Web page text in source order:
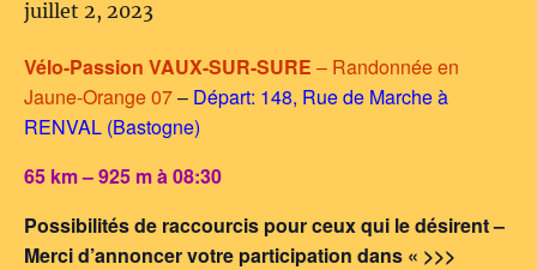
juillet 2, 2023
Vélo-Passion VAUX-SUR-SURE – Randonnée en
Jaune-Orange 07– Départ: 148, Rue de Marche à
RENVAL (Bastogne)
65 km – 925 m à 08:30
Possibilités de raccourcis pour ceux qui le désirent –
Merci d’annoncer votre participation dans « >>>